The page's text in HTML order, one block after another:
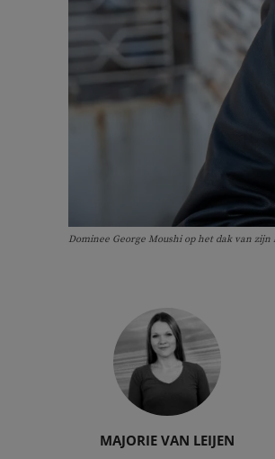
Dominee George Moushi op het dak van
MAJORIE VAN LEIJEN